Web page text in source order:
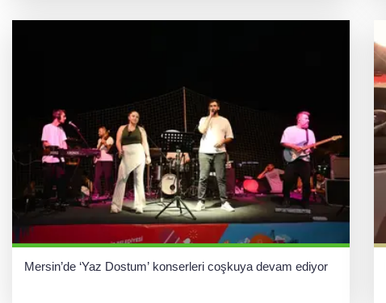
Mersin’de ‘Yaz Dostum’ konserleri coşkuya devam ediyor